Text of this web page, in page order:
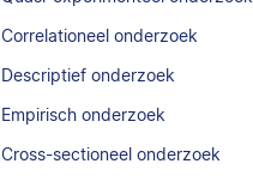
Correlationeel onderzoek
Descriptief onderzoek
Empirisch onderzoek
Cross-sectioneel onderzoek